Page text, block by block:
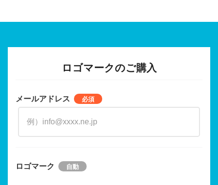
ロゴマークのご購入
メールアドレス
ロゴマーク